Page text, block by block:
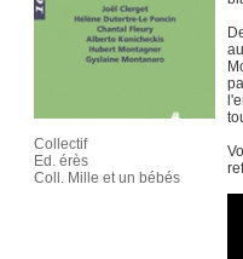
Collectif
Ed. érès
Coll. Mille et un bébés